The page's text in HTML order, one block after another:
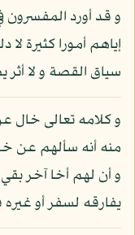
و قد أورد
إياهم أمورا كثيرة
سياق القصة و لا أثر
و كلامه تعالى خال
منه أنه سألهم عن
و أن لهم أخا آخر بقي
يفارقه لسفر أو غيره